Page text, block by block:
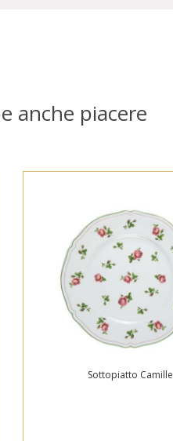
anche piacere
Sottopiatto Camille